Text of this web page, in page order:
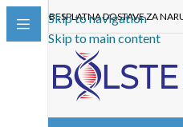
Skip to navigation
Skip to main content
BESPLATNA DOSTAVE ZA